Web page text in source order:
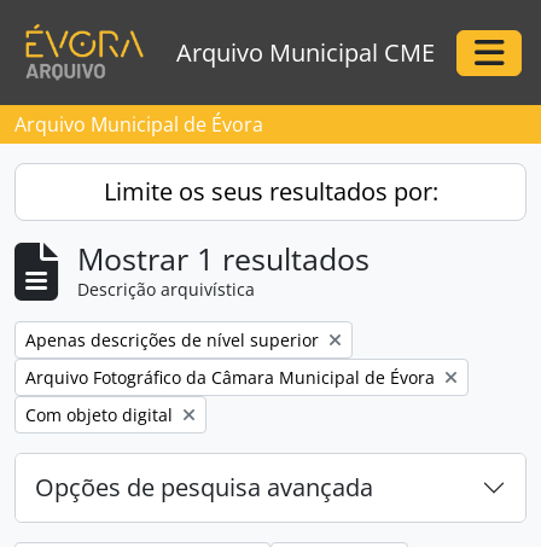
Arquivo Municipal CME
Arquivo Municipal de Évora
Limite os seus resultados por:
Mostrar 1 resultados
Descrição arquivística
Remove filter:
Apenas descrições de nível superior
Remove filter:
Arquivo Fotográfico da Câmara Municipal de Évora
Remove filter:
Com objeto digital
Opções de pesquisa avançada